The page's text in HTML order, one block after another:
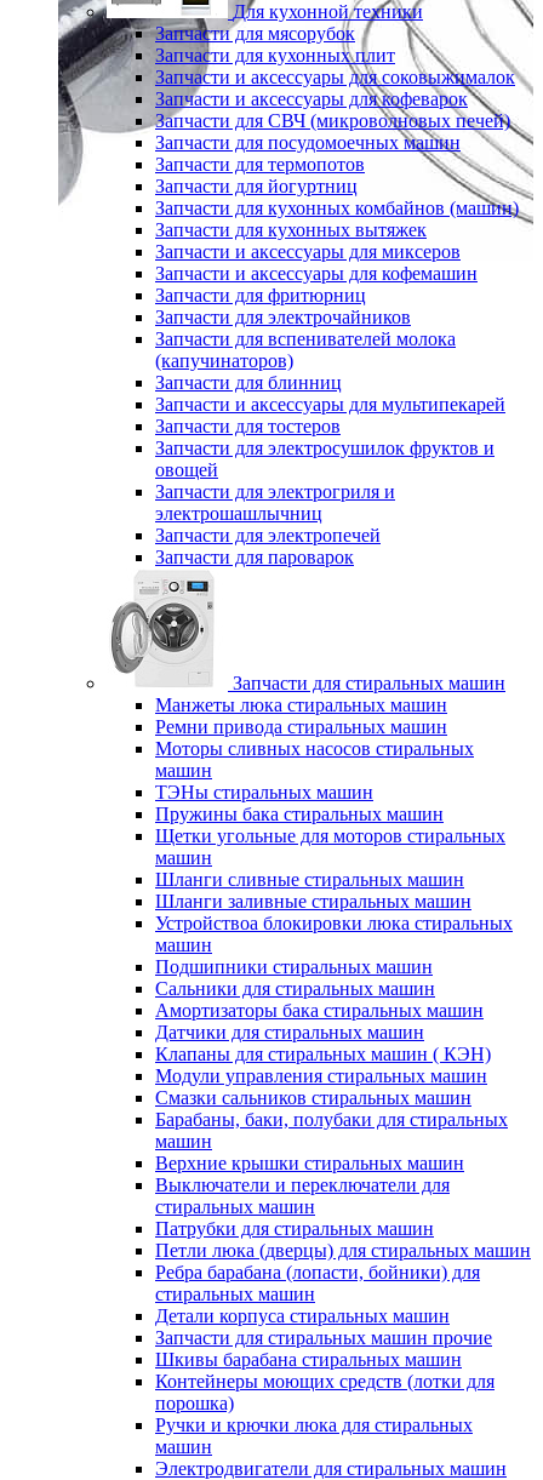
Для кухонной техники
Запчасти для мясорубок
Запчасти для кухонных плит
Запчасти и аксессуары для соковыжималок
Запчасти и аксессуары для кофеварок
Запчасти для СВЧ (микроволновых печей)
Запчасти для посудомоечных машин
Запчасти для термопотов
Запчасти для йогуртниц
Запчасти для кухонных комбайнов (машин)
Запчасти для кухонных вытяжек
Запчасти и аксессуары для миксеров
Запчасти и аксессуары для кофемашин
Запчасти для фритюрниц
Запчасти для электрочайников
Запчасти для вспенивателей молока
(капучинаторов)
Запчасти для блинниц
Запчасти и аксессуары для мультипекарей
Запчасти для тостеров
Запчасти для электросушилок фруктов и
овощей
Запчасти для электрогриля и
электрошашлычниц
Запчасти для электропечей
Запчасти для пароварок
Запчасти для стиральных машин
Манжеты люка стиральных машин
Ремни привода стиральных машин
Моторы сливных насосов стиральных
машин
ТЭНы стиральных машин
Пружины бака стиральных машин
Щетки угольные для моторов стиральных
машин
Шланги сливные стиральных машин
Шланги заливные стиральных машин
Устройствоа блокировки люка стиральных
машин
Подшипники стиральных машин
Сальники для стиральных машин
Амортизаторы бака стиральных машин
Датчики для стиральных машин
Клапаны для стиральных машин ( КЭН)
Модули управления стиральных машин
Смазки сальников стиральных машин
Барабаны, баки, полубаки для стиральных
машин
Верхние крышки стиральных машин
Выключатели и переключатели для
стиральных машин
Патрубки для стиральных машин
Петли люка (дверцы) для стиральных машин
Ребра барабана (лопасти, бойники) для
стиральных машин
Детали корпуса стиральных машин
Запчасти для стиральных машин прочие
Шкивы барабана стиральных машин
Контейнеры моющих средств (лотки для
порошка)
Ручки и крючки люка для стиральных
машин
Электродвигатели для стиральных машин